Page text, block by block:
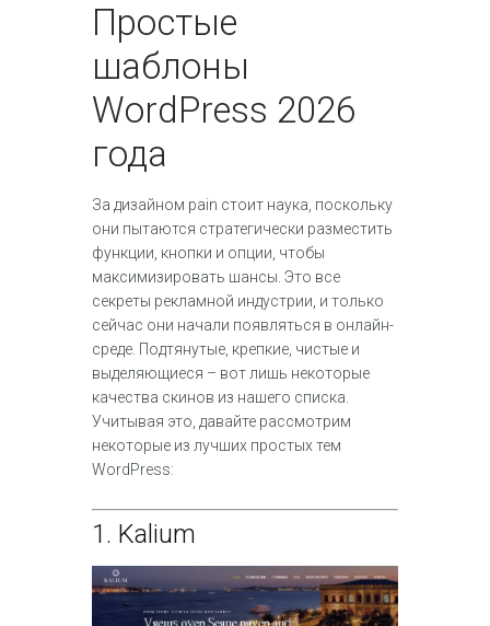
Простые
шаблоны
WordPress 2026
года
За дизайном pain стоит наука, поскольку
они пытаются стратегически разместить
функции, кнопки и опции, чтобы
максимизировать шансы. Это все
секреты рекламной индустрии, и только
сейчас они начали появляться в онлайн-
среде. Подтянутые, крепкие, чистые и
выделяющиеся – вот лишь некоторые
качества скинов из нашего списка.
Учитывая это, давайте рассмотрим
некоторые из лучших простых тем
WordPress:
1. Kalium